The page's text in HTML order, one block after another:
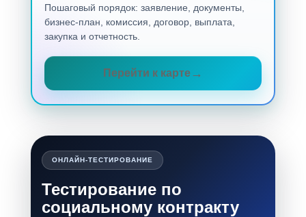
Пошаговый порядок: заявление, документы,
бизнес-план, комиссия, договор, выплата,
закупка и отчетность.
Перейти к карте
ОНЛАЙН-ТЕСТИРОВАНИЕ
Тестирование по
социальному контракту